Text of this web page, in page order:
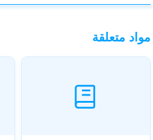
مواد متعلقة